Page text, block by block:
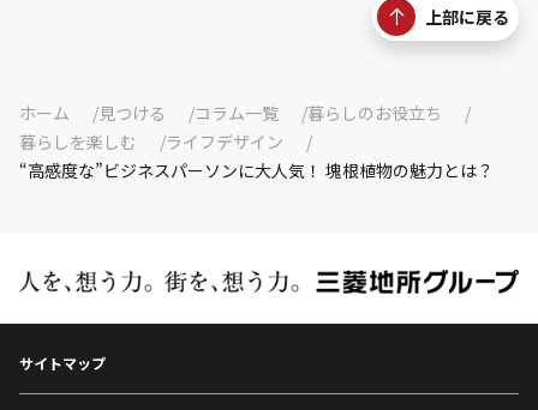
上部に戻る
ホーム 見つける コラム一覧
暮らしのお役立ち
暮らしを楽しむ
ライフデザイン
“高感度な”ビジネスパーソンに大人気！ 塊根植物の魅力とは？
サイトマップ